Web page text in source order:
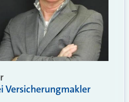
Versicherungmakler